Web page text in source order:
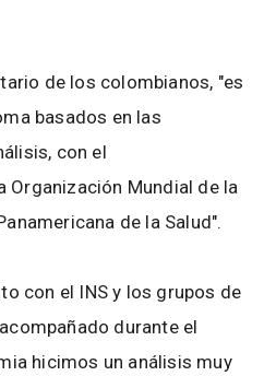
de los colombianos, "es
basados en las
con el
Organización Mundial de la
de la Salud".
con el INS y los grupos de
durante el
hicimos un análisis muy